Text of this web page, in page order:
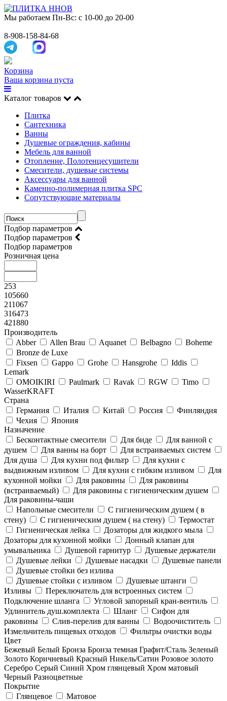
Мы работаем Пн-Вс: с 10-00 до 20-00
8-908-158-84-68
Корзина
Ваша корзина пуста
Каталог товаров
Плитка
Сантехника
Ванны
Душевые ограждения, кабины
Мебель для ванной
Отопление, Полотенцесушители
Смесители, душевые системы
Аксессуары для ванной
Каменно-полимерная плитка SPC
Сопутствующие материалы
Подбор параметров
Подбор параметров
Подбор параметров
Розничная цена
253
105660
211067
316473
421880
Производитель
Abber
Allen Brau Aquanet Belbagno
Boheme
Bronze de Luxe
Fixsen
Gappo Grohe Hansgrohe
Iddis
Lemark
OMOIKIRI
Paulmark Ravak RGW
Timo
WasserKRAFT
Страна
Германия
Италия Китай Россия
Финляндия
Чехия
Япония
Назначение
Бесконтактные смесители
Для биде
Для ванной с
душем
Для ванны на борт
Для встраиваемых систем
Для душа
Для кухни под фильтр
Для кухни с
выдвижным изливом
Для кухни с гибким изливом
Для
кухонной мойки
Для раковины
Для раковины
(встраиваемый)
Для раковины с гигиеническим душем
Для раковины-чаши
Напольные смесители
С гигиеническим душем ( в
стену)
С гигиеническим душем ( на стену)
Термостат
Гигиеническая лейка
Дозаторы для жидкого мыла
Дозаторы для кухонной мойки
Донный клапан для
умывальника
Душевой гарнитур
Душевые держатели
Душевые лейки
Душевые насадки
Душевые панели
Душевые стойки без излива
Душевые стойки с изливом
Душевые штанги
Изливы
Переключатель для встроенных систем
Подключение шланга
Угловой запорный кран-вентиль
Удлинитель душ.комплекта
Шланг
Сифон для
раковины
Слив-перелив для ванны
Водоочиститель
Измельчитель пищевых отходов
Фильтры очистки воды
Цвет
Бежевый Белый Бронза Бронза темная Графит/Сталь Зеленый
Золото Коричневый Красный Никель/Сатин Розовое золото
Серебро Серый Синий Хром глянцевый Хром матовый
Черный Разноцветные
Покрытие
Глянцевое
Матовое